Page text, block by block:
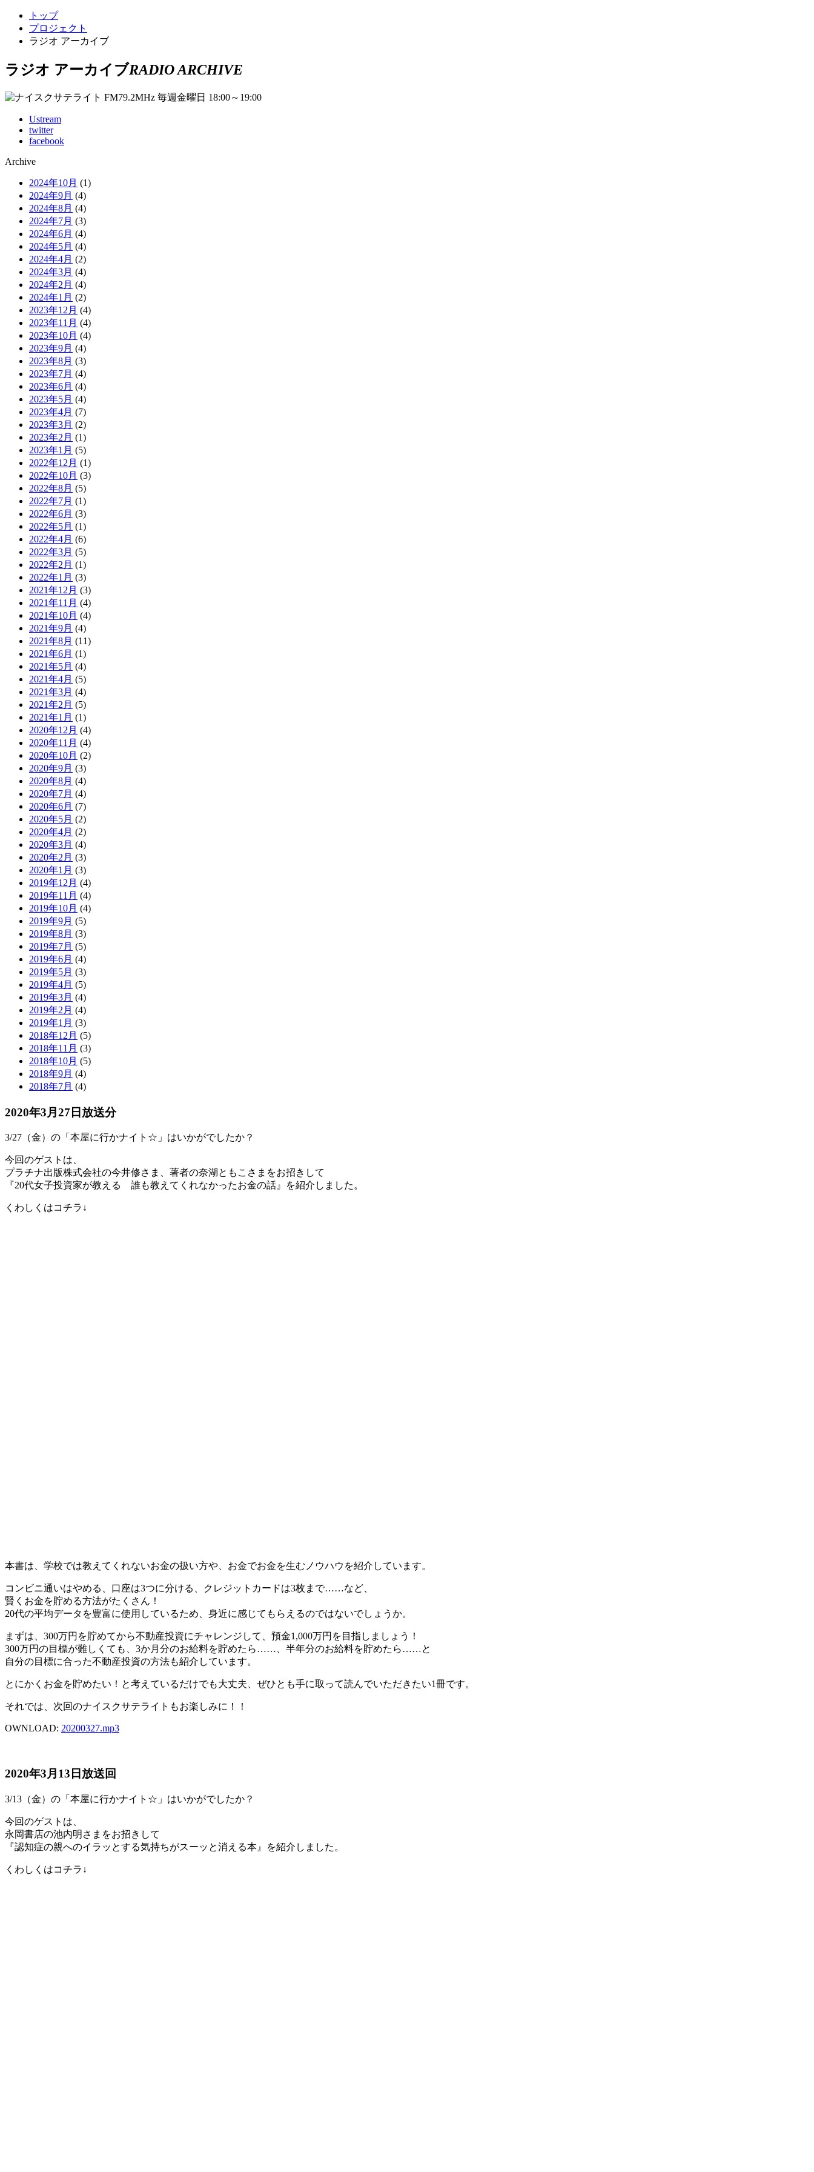
トップ
プロジェクト
ラジオ アーカイブ
ラジオ アーカイブRADIO ARCHIVE
Ustream
twitter
facebook
Archive
2024年10月 (1)
2024年9月 (4)
2024年8月 (4)
2024年7月 (3)
2024年6月 (4)
2024年5月 (4)
2024年4月 (2)
2024年3月 (4)
2024年2月 (4)
2024年1月 (2)
2023年12月 (4)
2023年11月 (4)
2023年10月 (4)
2023年9月 (4)
2023年8月 (3)
2023年7月 (4)
2023年6月 (4)
2023年5月 (4)
2023年4月 (7)
2023年3月 (2)
2023年2月 (1)
2023年1月 (5)
2022年12月 (1)
2022年10月 (3)
2022年8月 (5)
2022年7月 (1)
2022年6月 (3)
2022年5月 (1)
2022年4月 (6)
2022年3月 (5)
2022年2月 (1)
2022年1月 (3)
2021年12月 (3)
2021年11月 (4)
2021年10月 (4)
2021年9月 (4)
2021年8月 (11)
2021年6月 (1)
2021年5月 (4)
2021年4月 (5)
2021年3月 (4)
2021年2月 (5)
2021年1月 (1)
2020年12月 (4)
2020年11月 (4)
2020年10月 (2)
2020年9月 (3)
2020年8月 (4)
2020年7月 (4)
2020年6月 (7)
2020年5月 (2)
2020年4月 (2)
2020年3月 (4)
2020年2月 (3)
2020年1月 (3)
2019年12月 (4)
2019年11月 (4)
2019年10月 (4)
2019年9月 (5)
2019年8月 (3)
2019年7月 (5)
2019年6月 (4)
2019年5月 (3)
2019年4月 (5)
2019年3月 (4)
2019年2月 (4)
2019年1月 (3)
2018年12月 (5)
2018年11月 (3)
2018年10月 (5)
2018年9月 (4)
2018年7月 (4)
2020年3月27日放送分
3/27（金）の「本屋に行かナイト☆」はいかがでしたか？
今回のゲストは、
プラチナ出版株式会社の今井修さま、著者の奈湖ともこさまをお招きして
『20代女子投資家が教える 誰も教えてくれなかったお金の話』を紹介しました。
くわしくはコチラ↓
本書は、学校では教えてくれないお金の扱い方や、お金でお金を生むノウハウを紹介しています。
コンビニ通いはやめる、口座は3つに分ける、クレジットカードは3枚まで……など、
賢くお金を貯める方法がたくさん！
20代の平均データを豊富に使用しているため、身近に感じてもらえるのではないでしょうか。
まずは、300万円を貯めてから不動産投資にチャレンジして、預金1,000万円を目指しましょう！
300万円の目標が難しくても、3か月分のお給料を貯めたら……、半年分のお給料を貯めたら……と
自分の目標に合った不動産投資の方法も紹介しています。
とにかくお金を貯めたい！と考えているだけでも大丈夫、ぜひとも手に取って読んでいただきたい1冊です。
それでは、次回のナイスクサテライトもお楽しみに！！
OWNLOAD: 20200327.mp3
2020年3月13日放送回
3/13（金）の「本屋に行かナイト☆」はいかがでしたか？
今回のゲストは、
永岡書店の池内明さまをお招きして
『認知症の親へのイラッとする気持ちがスーッと消える本』を紹介しました。
くわしくはコチラ↓